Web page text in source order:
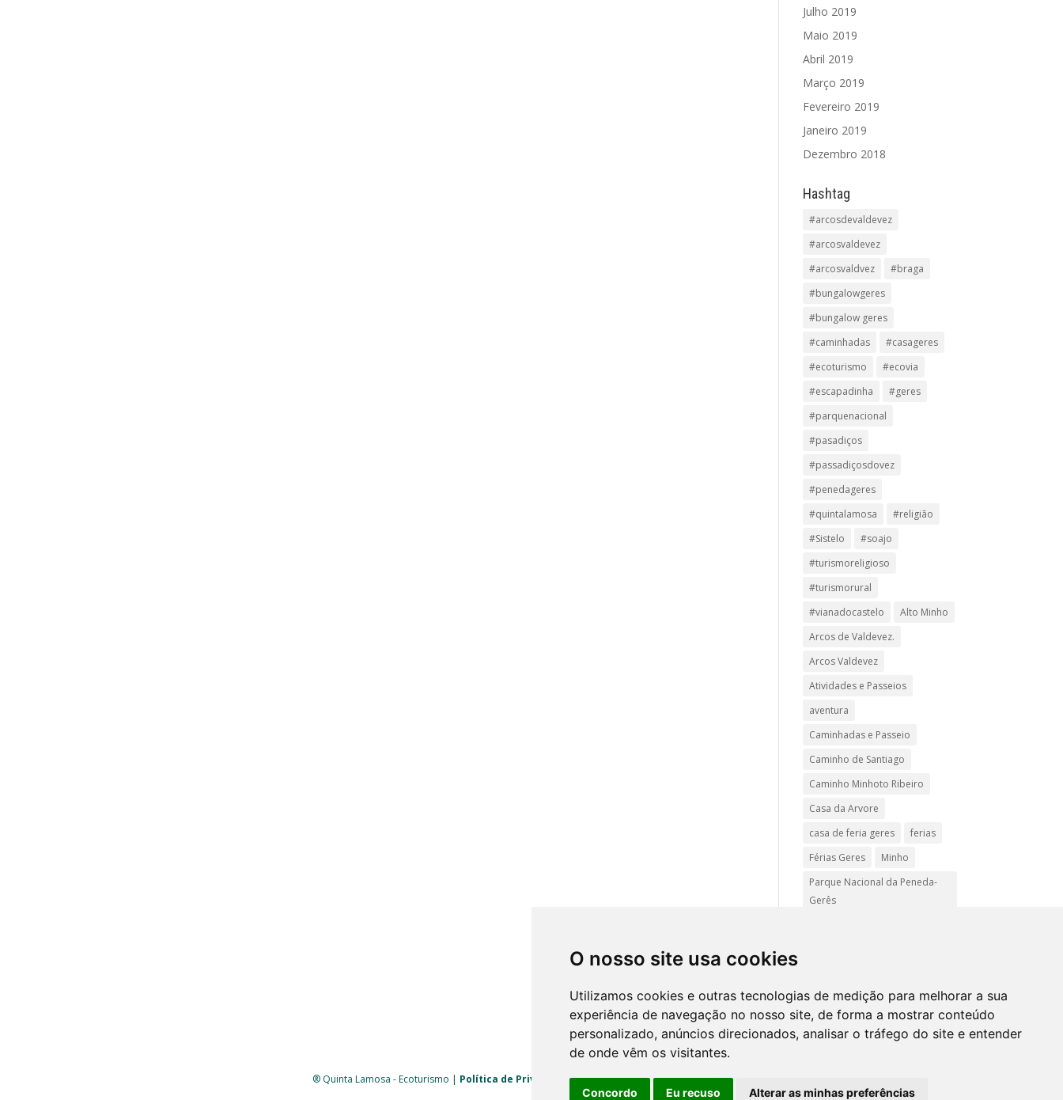
O nosso site usa cookies
Utilizamos cookies e outras tecnologias de medição para melhorar a sua
experiência de navegação no nosso site, de forma a mostrar conteúdo
personalizado, anúncios direcionados, analisar o tráfego do site e entender
de onde vêm os visitantes.
Concordo Eu recuso Alterar as minhas preferências
Julho 2019
Maio 2019
Abril 2019
Março 2019
Fevereiro 2019
Janeiro 2019
Dezembro 2018
Hashtag
#arcosdevaldevez
#arcosvaldevez
#arcosvaldvez
#braga
#bungalowgeres
#bungalow geres
#caminhadas
#casageres
#ecoturismo
#ecovia
#escapadinha
#geres
#parquenacional
#pasadiços
#passadiçosdovez
#penedageres
#quintalamosa
#religião
#Sistelo
#soajo
#turismoreligioso
#turismorural
#vianadocastelo
Alto Minho
Arcos de Valdevez.
Arcos Valdevez
Atividades e Passeios
aventura
Caminhadas e Passeio
Caminho de Santiago
Caminho Minhoto Ribeiro
Casa da Arvore
casa de feria geres
ferias
Férias Geres
Minho
Parque Nacional da Peneda-
Gerês
Turismo Rural Gerês
® Quinta Lamosa - Ecoturismo | Política de Privacidade|Livro de Reclamações| Mapasite